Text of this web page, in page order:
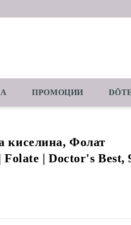
ПРОМОЦИИ
киселина, Фолат
Folate | Doctor's Best,